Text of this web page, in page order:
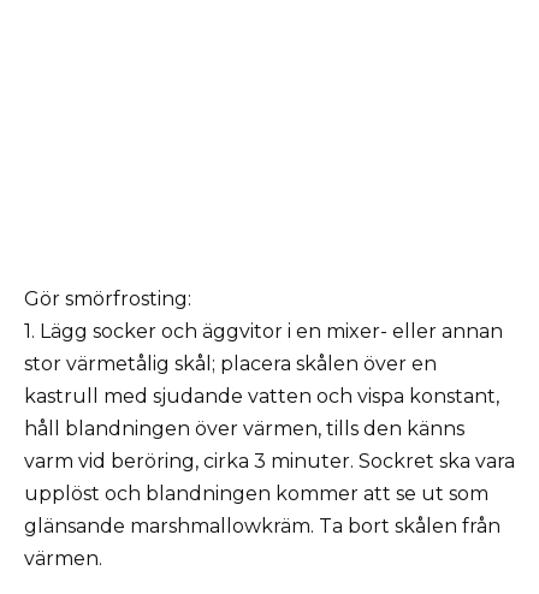
Gör smörfrosting:
1. Lägg socker och äggvitor i en mixer- eller annan
stor värmetålig skål; placera skålen över en
kastrull med sjudande vatten och vispa konstant,
håll blandningen över värmen, tills den känns
varm vid beröring, cirka 3 minuter. Sockret ska vara
upplöst och blandningen kommer att se ut som
glänsande marshmallowkräm. Ta bort skålen från
värmen.